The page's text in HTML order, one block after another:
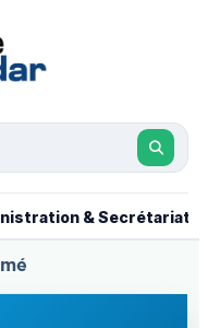
& Secrétariat